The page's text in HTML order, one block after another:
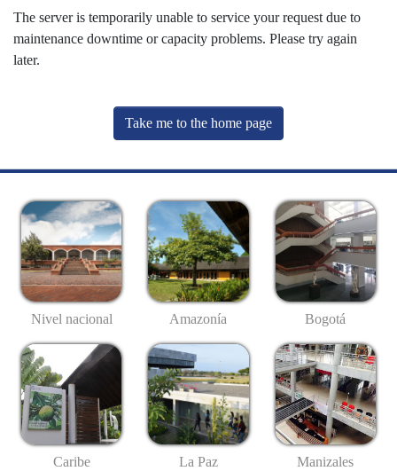
The server is temporarily unable to service your request due to
maintenance downtime or capacity problems. Please try again
later.
Take me to the home page
Nivel nacional Amazonía Bogotá
Caribe La Paz Manizales